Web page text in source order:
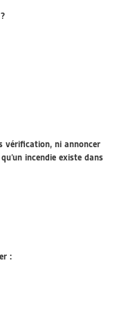
vérification, ni annoncer
incendie existe dans
: